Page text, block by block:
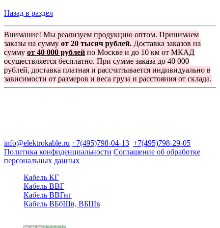
Назад в раздел
Внимание! Мы реализуем продукцию оптом. Принимаем
заказы на сумму от 20 тысяч рублей. Доставка заказов на
сумму от 40 000 рублей по Москве и до 10 км от МКАД
осуществляется бесплатно. При сумме заказа до 40 000
рублей, доставка платная и рассчитывается индивидуально в
зависимости от размеров и веса груза и расстояния от склада.
info@elektrokable.ru +7(495)798-04-13 +7(495)798-29-05
Политика конфиденциальности Соглашение об обработке
персональных данных
Кабель КГ
Кабель ВВГ
Кабель ВВГнг
Кабель ВБбШв, ВБШв